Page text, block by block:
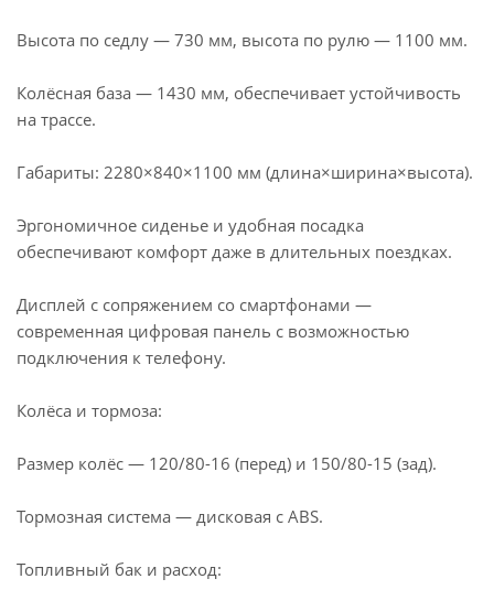
Высота по седлу — 730 мм, высота по рулю — 1100 мм.
Колёсная база — 1430 мм, обеспечивает устойчивость
на трассе.
Габариты: 2280×840×1100 мм (длина×ширина×высота).
Эргономичное сиденье и удобная посадка
обеспечивают комфорт даже в длительных поездках.
Дисплей с сопряжением со смартфонами —
современная цифровая панель с возможностью
подключения к телефону.
Колёса и тормоза:
Размер колёс — 120/80-16 (перед) и 150/80-15 (зад).
Тормозная система — дисковая с ABS.
Топливный бак и расход: